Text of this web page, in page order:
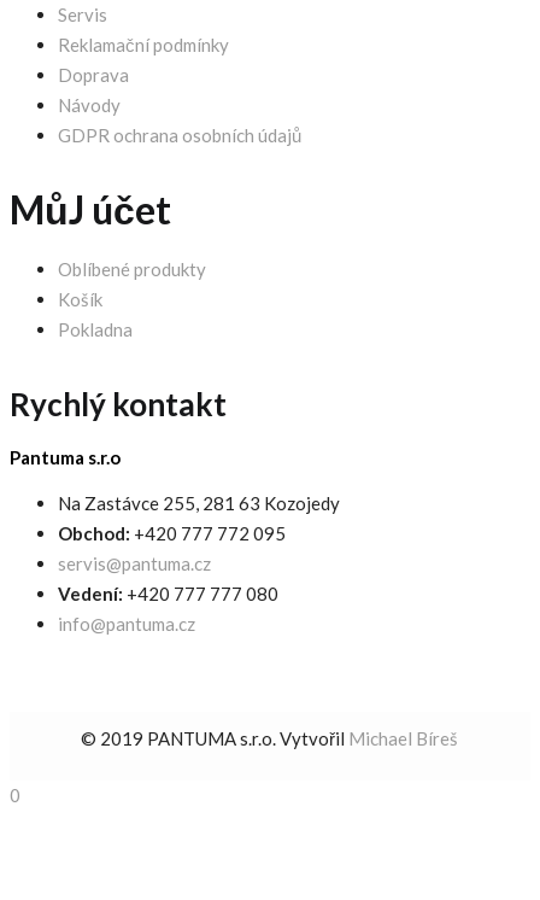
Servis
Reklamační podmínky
Doprava
Návody
GDPR ochrana osobních údajů
MůJ účet
Oblíbené produkty
Košík
Pokladna
Rychlý kontakt
Pantuma s.r.o
Na Zastávce 255, 281 63 Kozojedy
Obchod: +420 777 772 095
servis@pantuma.cz
Vedení: +420 777 777 080
info@pantuma.cz
© 2019 PANTUMA s.r.o. Vytvořil Michael Bíreš
0